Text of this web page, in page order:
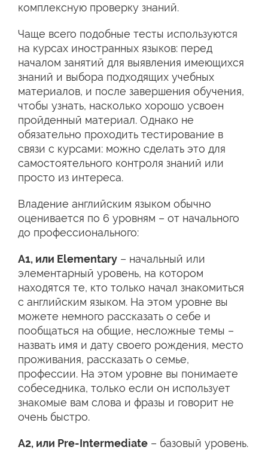
комплексную проверку знаний.
Чаще всего подобные тесты используются
на курсах иностранных языков: перед
началом занятий для выявления имеющихся
знаний и выбора подходящих учебных
материалов, и после завершения обучения,
чтобы узнать, насколько хорошо усвоен
пройденный материал. Однако не
обязательно проходить тестирование в
связи с курсами: можно сделать это для
самостоятельного контроля знаний или
просто из интереса.
Владение английским языком обычно
оценивается по 6 уровням – от начального
до профессионального:
А1, или Elementary – начальный или
элементарный уровень, на котором
находятся те, кто только начал знакомиться
с английским языком. На этом уровне вы
можете немного рассказать о себе и
пообщаться на общие, несложные темы –
назвать имя и дату своего рождения, место
проживания, рассказать о семье,
профессии. На этом уровне вы понимаете
собеседника, только если он использует
знакомые вам слова и фразы и говорит не
очень быстро.
А2, или Pre-Intermediate – базовый уровень.